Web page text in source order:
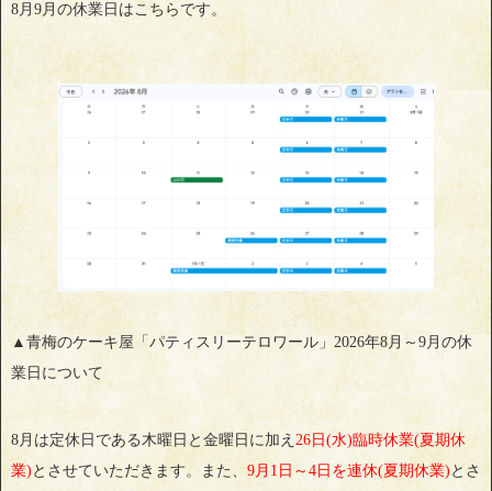
8月9月の休業日はこちらです。
▲青梅のケーキ屋「パティスリーテロワール」2026年8月～9月の休
業日について
8月は定休日である木曜日と金曜日に加え 26日(水)臨時休業(夏期休
業) とさせていただきます。また、 9月1日～4日を連休(夏期休業) とさ